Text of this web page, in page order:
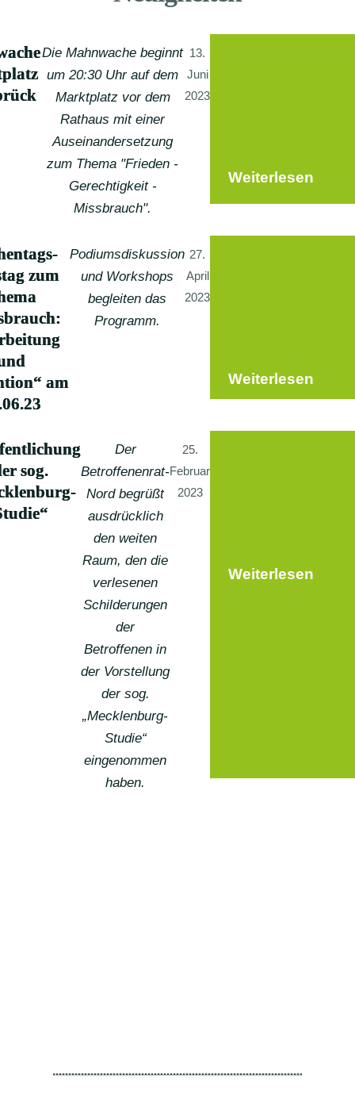
Die Mahnwache beginnt
um 20:30 Uhr auf dem
Marktplatz vor dem
Rathaus mit einer
Auseinandersetzung
zum Thema "Frieden -
Gerechtigkeit -
Missbrauch".
13.
Juni
2023
Weiterlesen
zum
am
Podiumsdiskussion
und Workshops
begleiten das
Programm.
27.
April
2023
Weiterlesen
sog.
Der
Betroffenenrat-
Nord begrüßt
ausdrücklich
den weiten
Raum, den die
verlesenen
Schilderungen
der
Betroffenen in
der Vorstellung
der sog.
„Mecklenburg-
Studie“
eingenommen
haben.
25.
Februar
2023
Weiterlesen